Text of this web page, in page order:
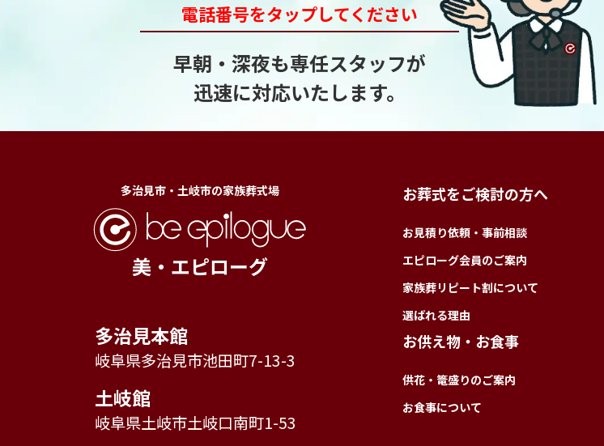
電話番号をタップしてください
早朝・深夜も専任スタッフが
迅速に対応いたします。
多治見市・土岐市の家族葬式場
美・エピローグ
多治見本館
岐阜県多治見市池田町7-13-3
土岐館
岐阜県土岐市土岐口南町1-53
お葬式をご検討の方へ
お見積り依頼・事前相談
エピローグ会員のご案内
家族葬リピート割について
選ばれる理由
お供え物・お食事
供花・篭盛りのご案内
お食事について